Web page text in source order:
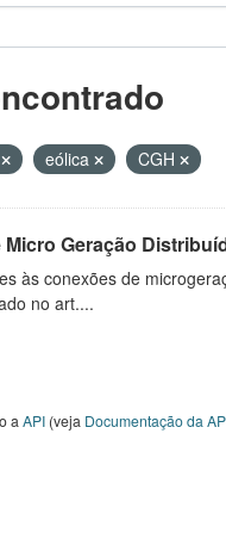
eólica CGH
Micro Geração
às conexões de
no art....
a API(veja Documentação da